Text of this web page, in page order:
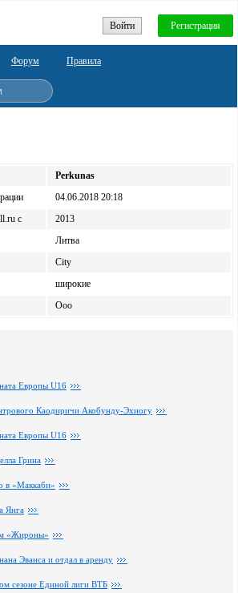
Войти Регистрация
Форум Правила
Perkunas
04.06.2018 20:18
c
2013
Литва
City
широкие
Ooo
Европы U16
Каодиричи Акобунду-Эхиогу
Европы U16
Грина
в «Маккаби»
Янга
«Жироны»
Эванса и отдал в аренду
сезоне Единой лиги ВТБ